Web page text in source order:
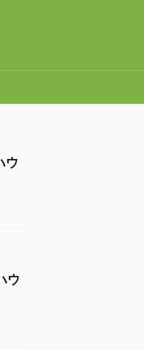
ウ
ウ